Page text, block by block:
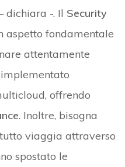
dichiara -. Il Security
aspetto fondamentale
attentamente
offrendo
. Inoltre, bisogna
viaggia attraverso
spostato le